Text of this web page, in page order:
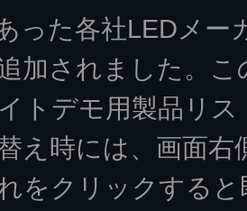
った各社LEDメー
加されました。
トデモ用製品リ
え時には、画面
をクリックする